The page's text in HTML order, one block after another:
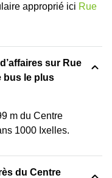
approprié ici Rue
sur Rue
bus le plus
m du Centre
1000 Ixelles.
du Centre